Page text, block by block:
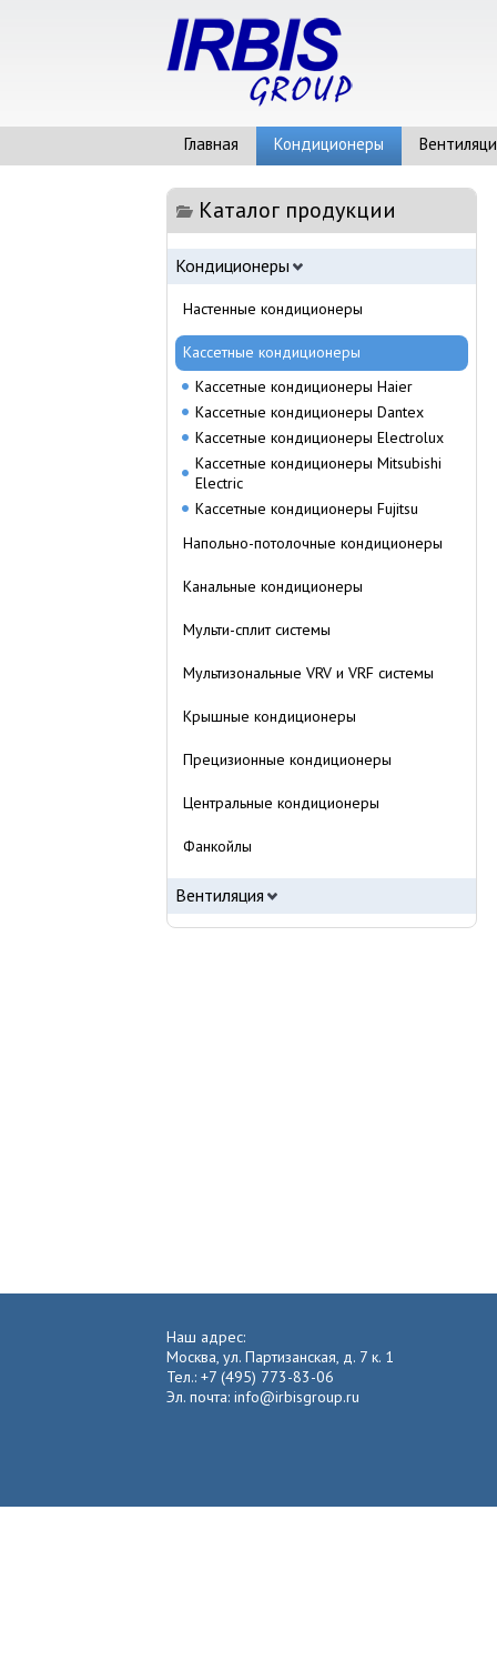
Главная Кондиционеры
Каталог продукции
Кондиционеры
Настенные кондиционеры
Кассетные кондиционеры
Кассетные кондиционеры Haier
Кассетные кондиционеры Dantex
Кассетные кондиционеры Electrolux
Кассетные кондиционеры Mitsubishi
Electric
Кассетные кондиционеры Fujitsu
Напольно-потолочные кондиционеры
Канальные кондиционеры
Мульти-сплит системы
Мультизональные VRV и VRF системы
Крышные кондиционеры
Прецизионные кондиционеры
Центральные кондиционеры
Фанкойлы
Вентиляция
Наш адрес:
Москва, ул. Партизанская, д. 7 к. 1
Тел.: +7 (495) 773-83-06
Эл. почта: info@irbisgroup.ru